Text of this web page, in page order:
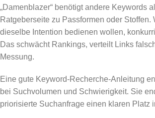
„Damenblazer“ benötigt andere Keywords
Ratgeberseite zu Passformen oder Stoffen.
dieselbe Intention bedienen wollen,
Das schwächt Rankings, verteilt Links
Messung.
Eine gute Keyword-Recherche-Anleitung
bei Suchvolumen und Schwierigkeit. Sie
priorisierte Suchanfrage einen klaren Platz